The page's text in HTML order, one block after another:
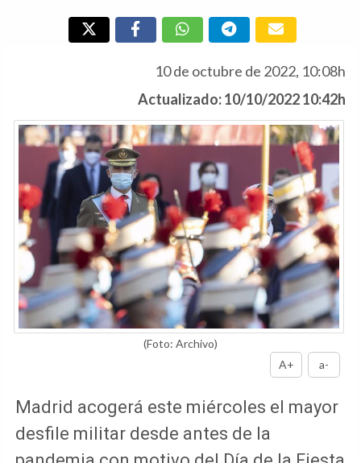
10 de octubre de 2022, 10:08h
Actualizado: 10/10/2022 10:42h
(Foto: Archivo)
A+
a-
Madrid acogerá este miércoles el mayor
desfile militar desde antes de la